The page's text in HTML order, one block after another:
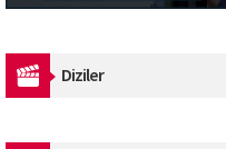
Diziler